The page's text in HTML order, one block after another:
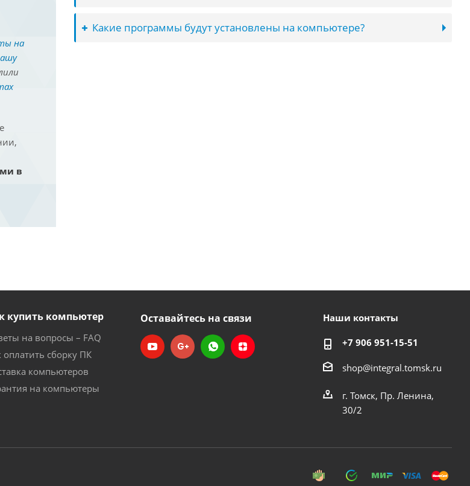
на
в
Какие программы будут установлены на компьютере?
купить компьютер
на вопросы – FAQ
оплатить сборку ПК
компьютеров
на компьютеры
Оставайтесь на связи Наши контакты
+7 906 951-15-51
shop@integral.tomsk.ru
г. Томск, Пр. Ленина,
30/2